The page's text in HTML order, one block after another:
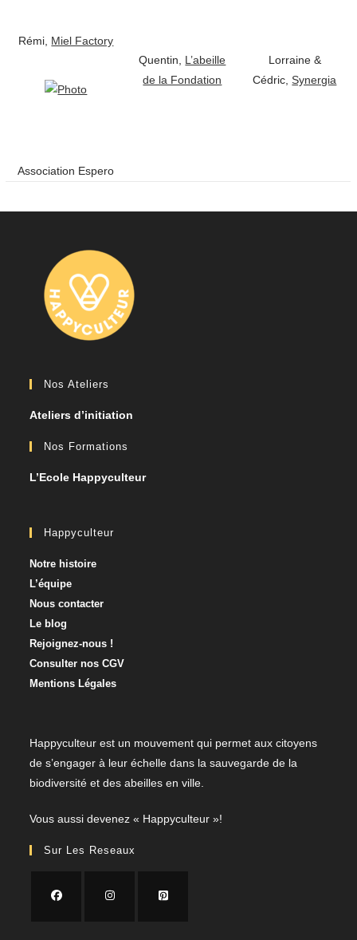
Rémi, Miel Factory
Association Espero
Quentin, L’abeille
de la Fondation
Lorraine &
Cédric,Synergia
Nos Ateliers
Ateliers d’initiation
Nos Formations
L’Ecole Happyculteur
Happyculteur
Notre histoire
L’équipe
Nous contacter​
Le blog
Rejoignez-nous !
Consulter nos CGV
Mentions Légales
Happyculteur est un mouvement qui permet aux citoyens
de s’engager à leur échelle dans la sauvegarde de la
biodiversité et des abeilles en ville.
​Vous aussi devenez « Happyculteur »!
Sur Les Reseaux